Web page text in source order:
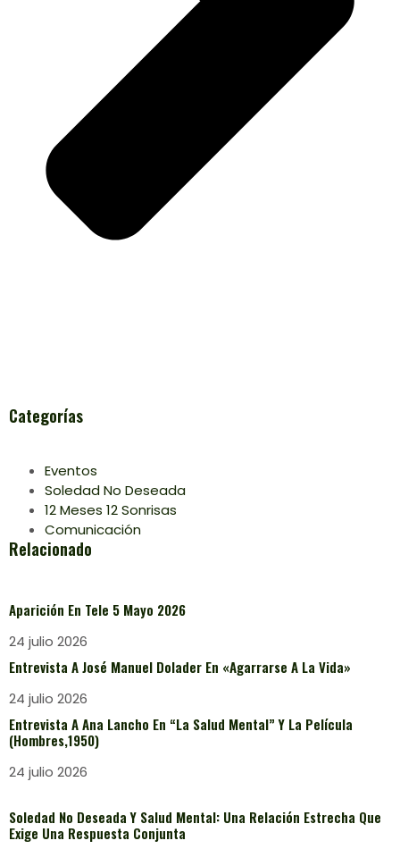
Categorías
Eventos
Soledad No Deseada
12 Meses 12 Sonrisas
Comunicación
Relacionado
Aparición En Tele 5 Mayo 2026
24 julio 2026
Entrevista A José Manuel Dolader En «Agarrarse A La Vida»
24 julio 2026
Entrevista A Ana Lancho En “La Salud Mental” Y La Película
(Hombres,1950)
24 julio 2026
Soledad No Deseada Y Salud Mental: Una Relación Estrecha Que
Exige Una Respuesta Conjunta